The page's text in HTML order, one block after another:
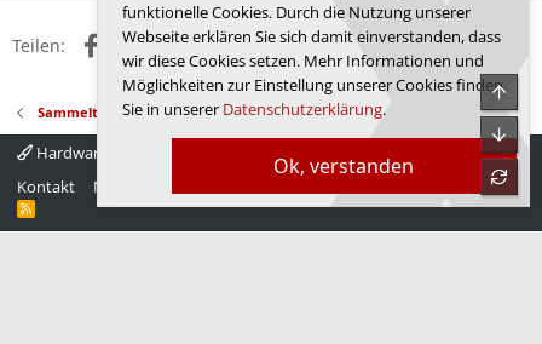
Teilen: FacebookX (Twitter)
RedditWhatsApp
E-MailLink
Sammelthreads
Hardwareluxx 4.0
Kontakt
Nutzungsbedingungen Startseite
R
Ok, verstanden
funktionelle Cookies. Durch die Nutzung unserer
Webseite erklären Sie sich damit einverstanden, dass
wir diese Cookies setzen. Mehr Informationen und
Möglichkeiten zur Einstellung unserer Cookies finden
Sie in unserer Datenschutzerklärung.